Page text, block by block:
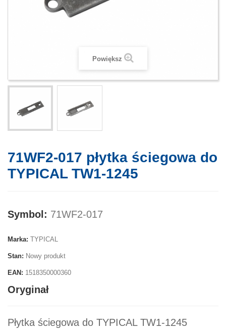
Powiększ
71WF2-017 płytka ściegowa do
TYPICAL TW1-1245
Symbol: 71WF2-017
Marka: TYPICAL
Stan: Nowy produkt
EAN: 1518350000360
Oryginał
Płytka ściegowa do TYPICAL TW1-1245